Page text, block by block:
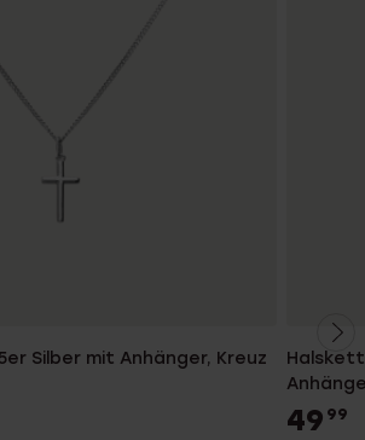
Silber mit Anhänger, Kreuz
49 99